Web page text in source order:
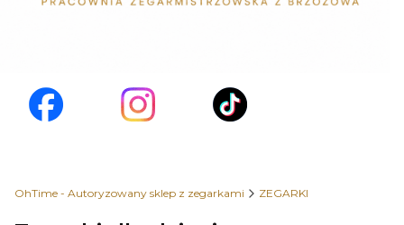
OhTime - Autoryzowany sklep z zegarkami ZEGARKI